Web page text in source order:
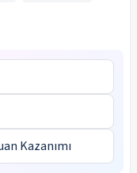
Kazanımı